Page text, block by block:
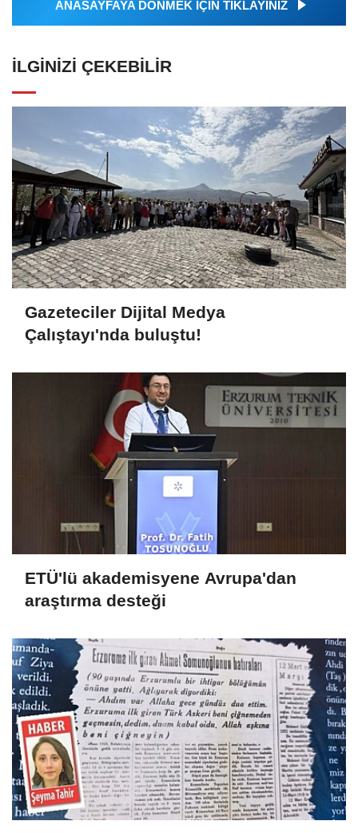
ANASAYFAYA DÖNMEK İÇİN TIKLAYINIZ
İLGINIZI ÇEKEBILIR
Gazeteciler Dijital Medya
Çalıştayı'nda buluştu!
ETÜ'lü akademisyene Avrupa'dan
araştırma desteği